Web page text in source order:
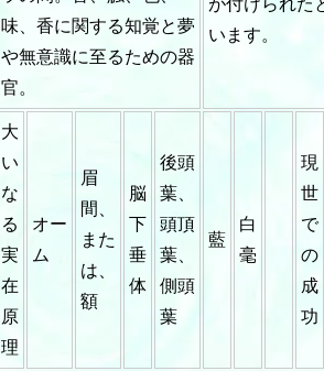
が付けられた
います。
味、香に関する知覚と夢
や無意識に至るための器
官。
大
い
な
る
実
在
原
理
オー
ム
眉
間、
また
は、
額
脳
下
垂
体
後頭
葉、
頭頂
葉、
側頭
葉
藍
白
毫
現
世
で
の
成
功